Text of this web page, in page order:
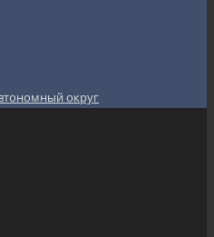
округ